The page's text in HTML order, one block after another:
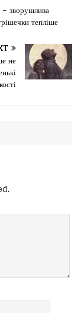
зворушлива
тепліше
не